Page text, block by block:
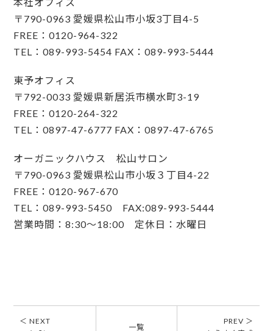
〒790-0963 愛媛県松山市小坂3丁目4-5
FREE：0120-964-322
TEL：089-993-5454 FAX：089-993-5444
東予オフィス
〒792-0033 愛媛県新居浜市横水町3-19
FREE：0120-264-322
TEL：0897-47-6777 FAX：0897-47-6765
オーガニックハウス 松山サロン
〒790-0963 愛媛県松山市小坂３丁目4-22
FREE：0120-967-670
TEL：089-993-5450 FAX:089-993-5444
営業時間：8:30〜18:00 定休日：水曜日
＜ NEXT
一覧
PREV ＞